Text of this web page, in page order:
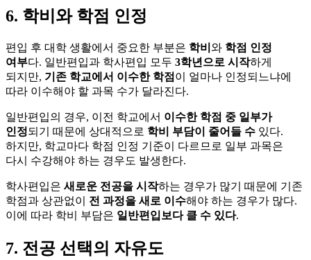
6. 학비와 학점 인정
편입 후 대학 생활에서 중요한 부분은 학비 와 학점 인정
여부다. 일반편입과 학사편입 모두 3학년으로 시작하게
되지만, 기존 학교에서 이수한 학점 이 얼마나 인정되느냐에
따라 이수해야 할 과목 수가 달라진다.
일반편입의 경우, 이전 학교에서 이수한 학점 중 일부가
인정되기 때문에 상대적으로 학비 부담이 줄어들 수 있다.
하지만, 학교마다 학점 인정 기준이 다르므로 일부 과목은
다시 수강해야 하는 경우도 발생한다.
학사편입은 새로운 전공을 시작하는 경우가 많기 때문에 기존
학점과 상관없이 전 과정을 새로 이수해야 하는 경우가 많다.
이에 따라 학비 부담은 일반편입보다 클 수 있다.
7. 전공 선택의 자유도